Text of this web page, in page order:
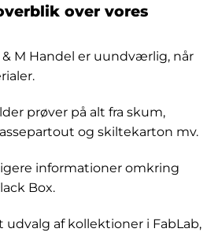
over vores
& M Handel er uundværlig, når
prøver på alt fra skum,
og skiltekarton mv.
informationer omkring
Box.
udvalg af kollektioner i FabLab,